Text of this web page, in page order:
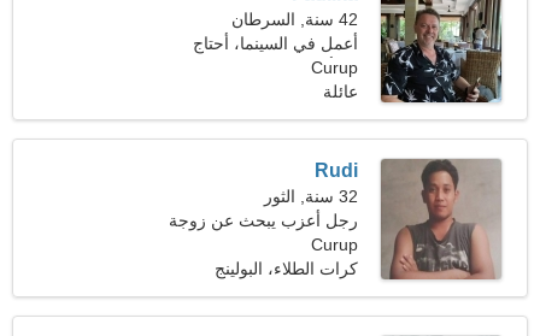
42 سنة, السرطان
أعمل في السينما، أحتاج
امرأة نحيلة
Curup
عائلة
Rudi
32 سنة, الثور
رجل أعزب يبحث عن زوجة
Curup
كرات الطلاء، البولينج